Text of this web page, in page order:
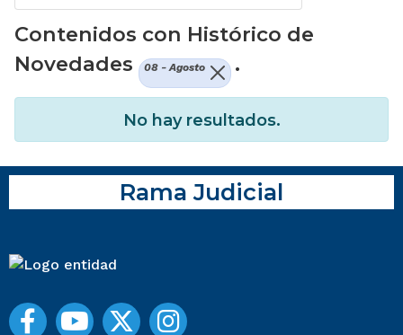
Contenidos con Histórico de
Novedades
08 - Agosto .
No hay resultados.
Rama Judicial